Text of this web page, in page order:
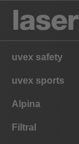
uvex safety
uvex sports
Alpina
Filtral